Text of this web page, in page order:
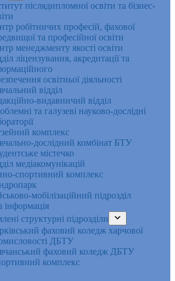
післядипломної освіти та бізнес-
робітничих професій, фахової
та професійної освіти
менеджменту якості освіти
ліцензування, акредитації та
освітньої діяльності
відділ
видавничий відділ
та галузеві науково-дослідні
комплекс
дослідний комбінат БТУ
містечко
медіакомунікацій
спортивний комплекс
мобілізаційний підрозділ
інформація
структурні підрозділи
фаховий коледж харчової
ДБТУ
фаховий коледж ДБТУ
комплекс